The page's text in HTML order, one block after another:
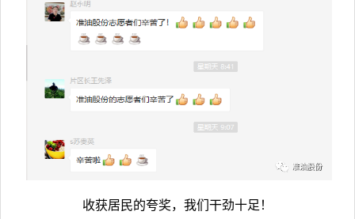
收获居民的夸奖，我们干劲十足！